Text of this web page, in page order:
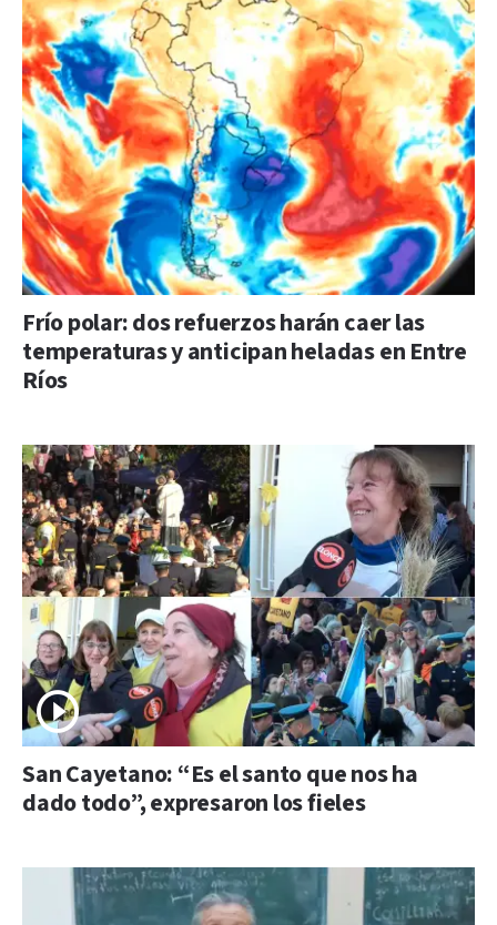
Frío polar: dos refuerzos harán caer las
temperaturas y anticipan heladas en Entre
Ríos
San Cayetano: “Es el santo que nos ha
dado todo”, expresaron los fieles